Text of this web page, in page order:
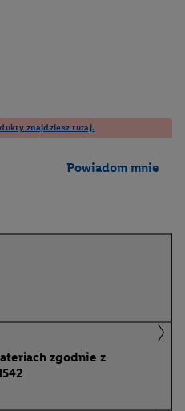
znajdziesz tutaj.
Powiadom mnie
zgodnie z